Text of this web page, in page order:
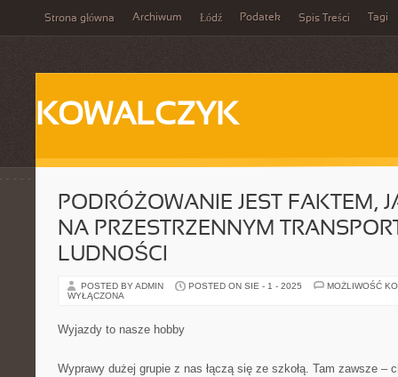
Strona główna Archiwum Łódź Podatek Spis Treści Tagi
KOWALCZYK
PODRÓŻOWANIE JEST FAKTEM,
NA PRZESTRZENNYM
LUDNOŚCI
POSTED BY ADMIN POSTED ON SIE - 1 - 2025
MOŻLIWOŚĆ
WYŁĄCZONA
Wyjazdy to nasze hobby
Wyprawy dużej grupie z nas łączą się ze szkołą. Tam zawsze –